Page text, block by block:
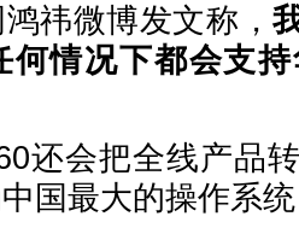
祎微博发文称，
何情况下都会支
会把全线产品转
国最大的操作系